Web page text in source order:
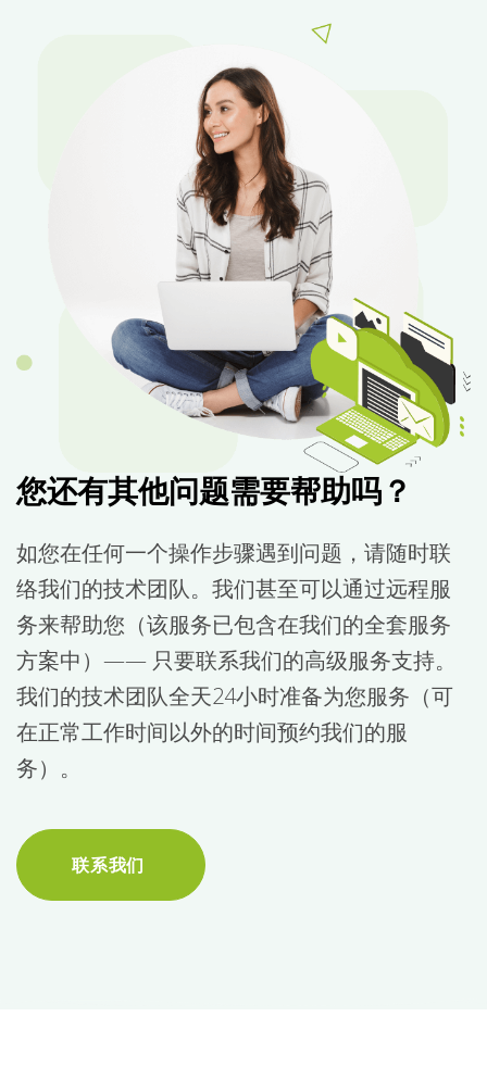
您还有其他问题需要帮助吗？
如您在任何一个操作步骤遇到问题，请随时联
络我们的技术团队。我们甚至可以通过远程服
务来帮助您（该服务已包含在我们的全套服务
方案中）—— 只要联系我们的高级服务支持。
我们的技术团队全天24小时准备为您服务（可
在正常工作时间以外的时间预约我们的服
务）。
联系我们